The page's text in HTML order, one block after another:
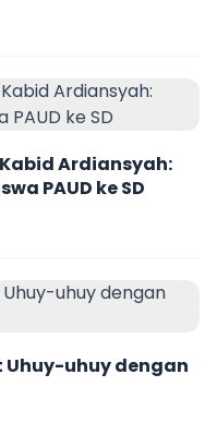
Kabid Ardiansyah:
PAUD ke SD
Uhuy-uhuy dengan